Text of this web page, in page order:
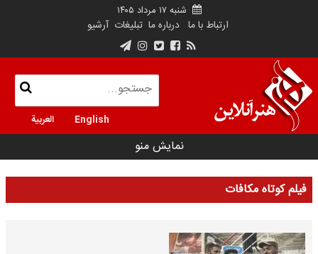
شنبه ۱۷ مرداد ۱۴۰۵
ارتباط با ما درباره ما تبلیغات آرشیو
English العربية
نمایش منو
فیلم کوتاه مکافات